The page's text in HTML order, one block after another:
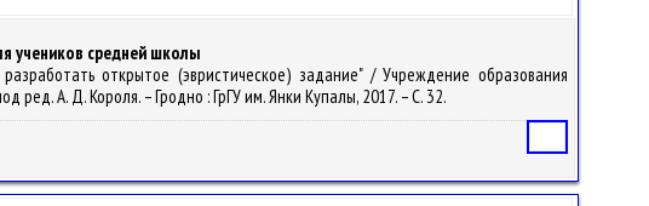
учеников средней школы
открытое (эвристическое) задание" / Учреждение образования
ред. А. Д. Короля. – Гродно : ГрГУ им. Янки Купалы, 2017. – С. 32.